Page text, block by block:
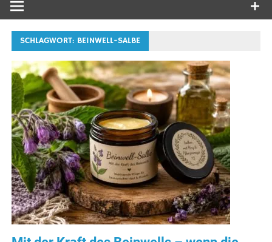
SCHLAGWORT: BEINWELL-SALBE